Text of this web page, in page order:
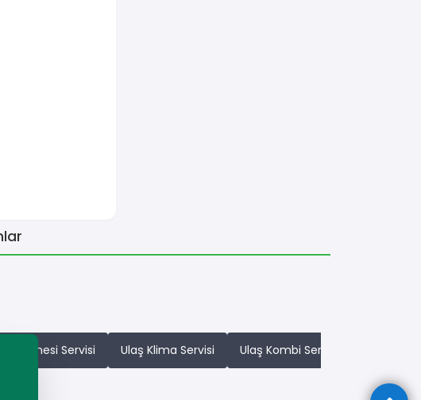
Makinesi Servisi Ulaş Klima Servisi Ulaş Kombi Servisi